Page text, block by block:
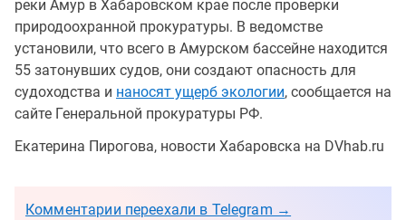
реки Амур в Хабаровском крае после проверки
природоохранной прокуратуры. В ведомстве
установили, что всего в Амурском бассейне находится
55 затонувших судов, они создают опасность для
судоходства и наносят ущерб экологии, сообщается на
сайте Генеральной прокуратуры РФ.
Екатерина Пирогова, новости Хабаровска на DVhab.ru
Комментарии переехали в Telegram →